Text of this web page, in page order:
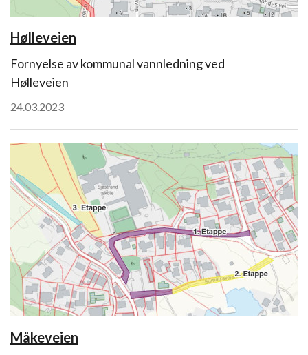
Hølleveien
Fornyelse av kommunal vannledning ved
Hølleveien
24.03.2023
Måkeveien